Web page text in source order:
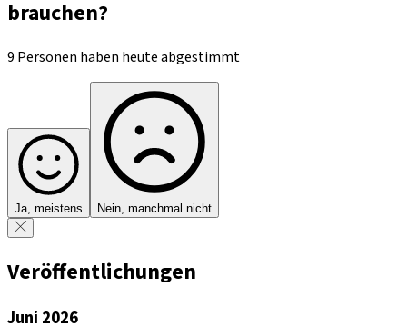
brauchen?
9 Personen haben heute abgestimmt
Ja, meistens Nein, manchmal nicht
Veröffentlichungen
Juni 2026